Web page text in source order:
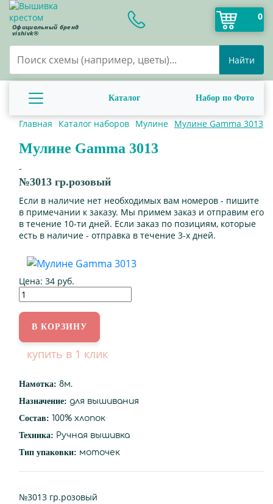
Официальный бренд
vishivk®
0
Найти
Каталог Набор по Фото
Главная Каталог наборов Мулине Мулине Gamma 3013
Мулине Gamma 3013
-
№3013 гр.розовый
Если в наличие нет необходимых вам номеров - пишите
в примечании к заказу. Мы примем заказ и отправим его
в течение 10-ти дней. Если заказ по позициям, которые
есть в наличие - отправка в течение 3-х дней.
Цена: 34 руб.
купить в 1 клик
Намотка: 8м.
Назначение: для вышивания
Состав: 100% хлопок
Техника: Ручная вышивка
Тип упаковки: моточек
№3013 гр.розовый